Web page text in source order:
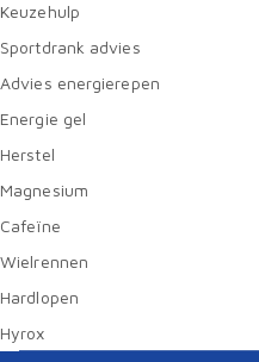
Keuzehulp
Sportdrank advies
Advies energierepen
Energie gel
Herstel
Magnesium
Cafeïne
Wielrennen
Hardlopen
Hyrox